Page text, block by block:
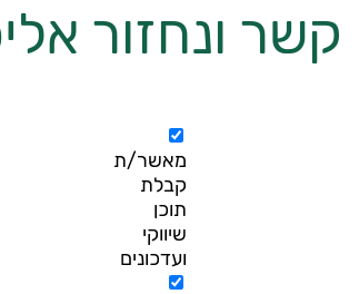
קשר ונחזור
מאשר/ת
קבלת
תוכן
שיווקי
ועדכונים